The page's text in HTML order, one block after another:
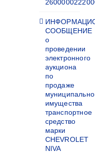
СООБЩЕНИЕ
о
проведении
электронного
аукциона
по
продаже
имущества
транспортное
средство
марки
CHEVROLET
NIVA